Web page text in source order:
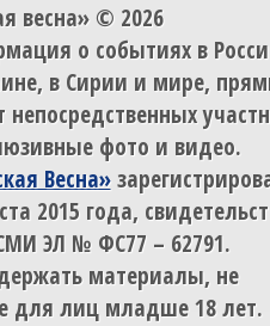
весна» © 2026
о событиях в
в Сирии и мире,
фото и видео.
Весна»
2015 года,
ЭЛ № ФС77 – 62791.
материалы, не
для лиц младше 18 лет.